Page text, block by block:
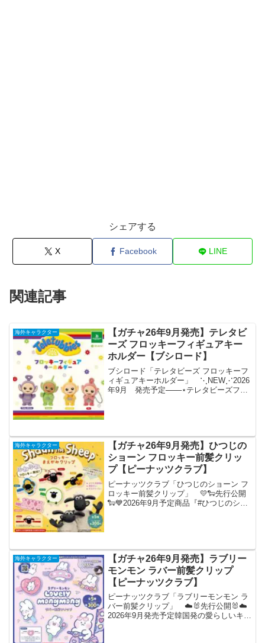
シェアする
X Facebook LINE
関連記事
海外キャラクター
【ガチャ26年9月発売】テレタビ
ーズ フロッキーフィギュアキー
ホルダー【ブシロード】
ブシロード「テレタビーズ フロッキーフ
ィギュアキーホルダー」 ⋱NEW⋰2026
年9月 発売予定───⋆テレタビーズフロ
海外キャラクター
【ガチャ26年9月発売】ひつじの
ショーン フロッキー前髪クリッ
プ【ピーナッツクラブ】
ピーナッツクラブ「ひつじのショーン フ
ロッキー前髪クリップ」 💛🐑先行公開
🐑💙2026年9月予定商品『#ひつじのショ
海外キャラクター
【ガチャ26年9月発売】ラブリー
モンモン ラバー前髪クリップ
【ピーナッツクラブ】
ピーナッツクラブ「ラブリーモンモン ラ
バー前髪クリップ」 ☁️🐰先行公開🐰☁️
2026年9月発売予定韓国発の愛らしいキャ